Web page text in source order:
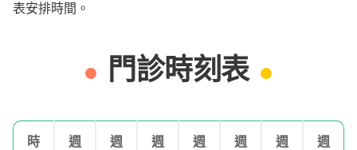
表安排時間。
門診時刻表
時
週
週
週
週
週
週
週